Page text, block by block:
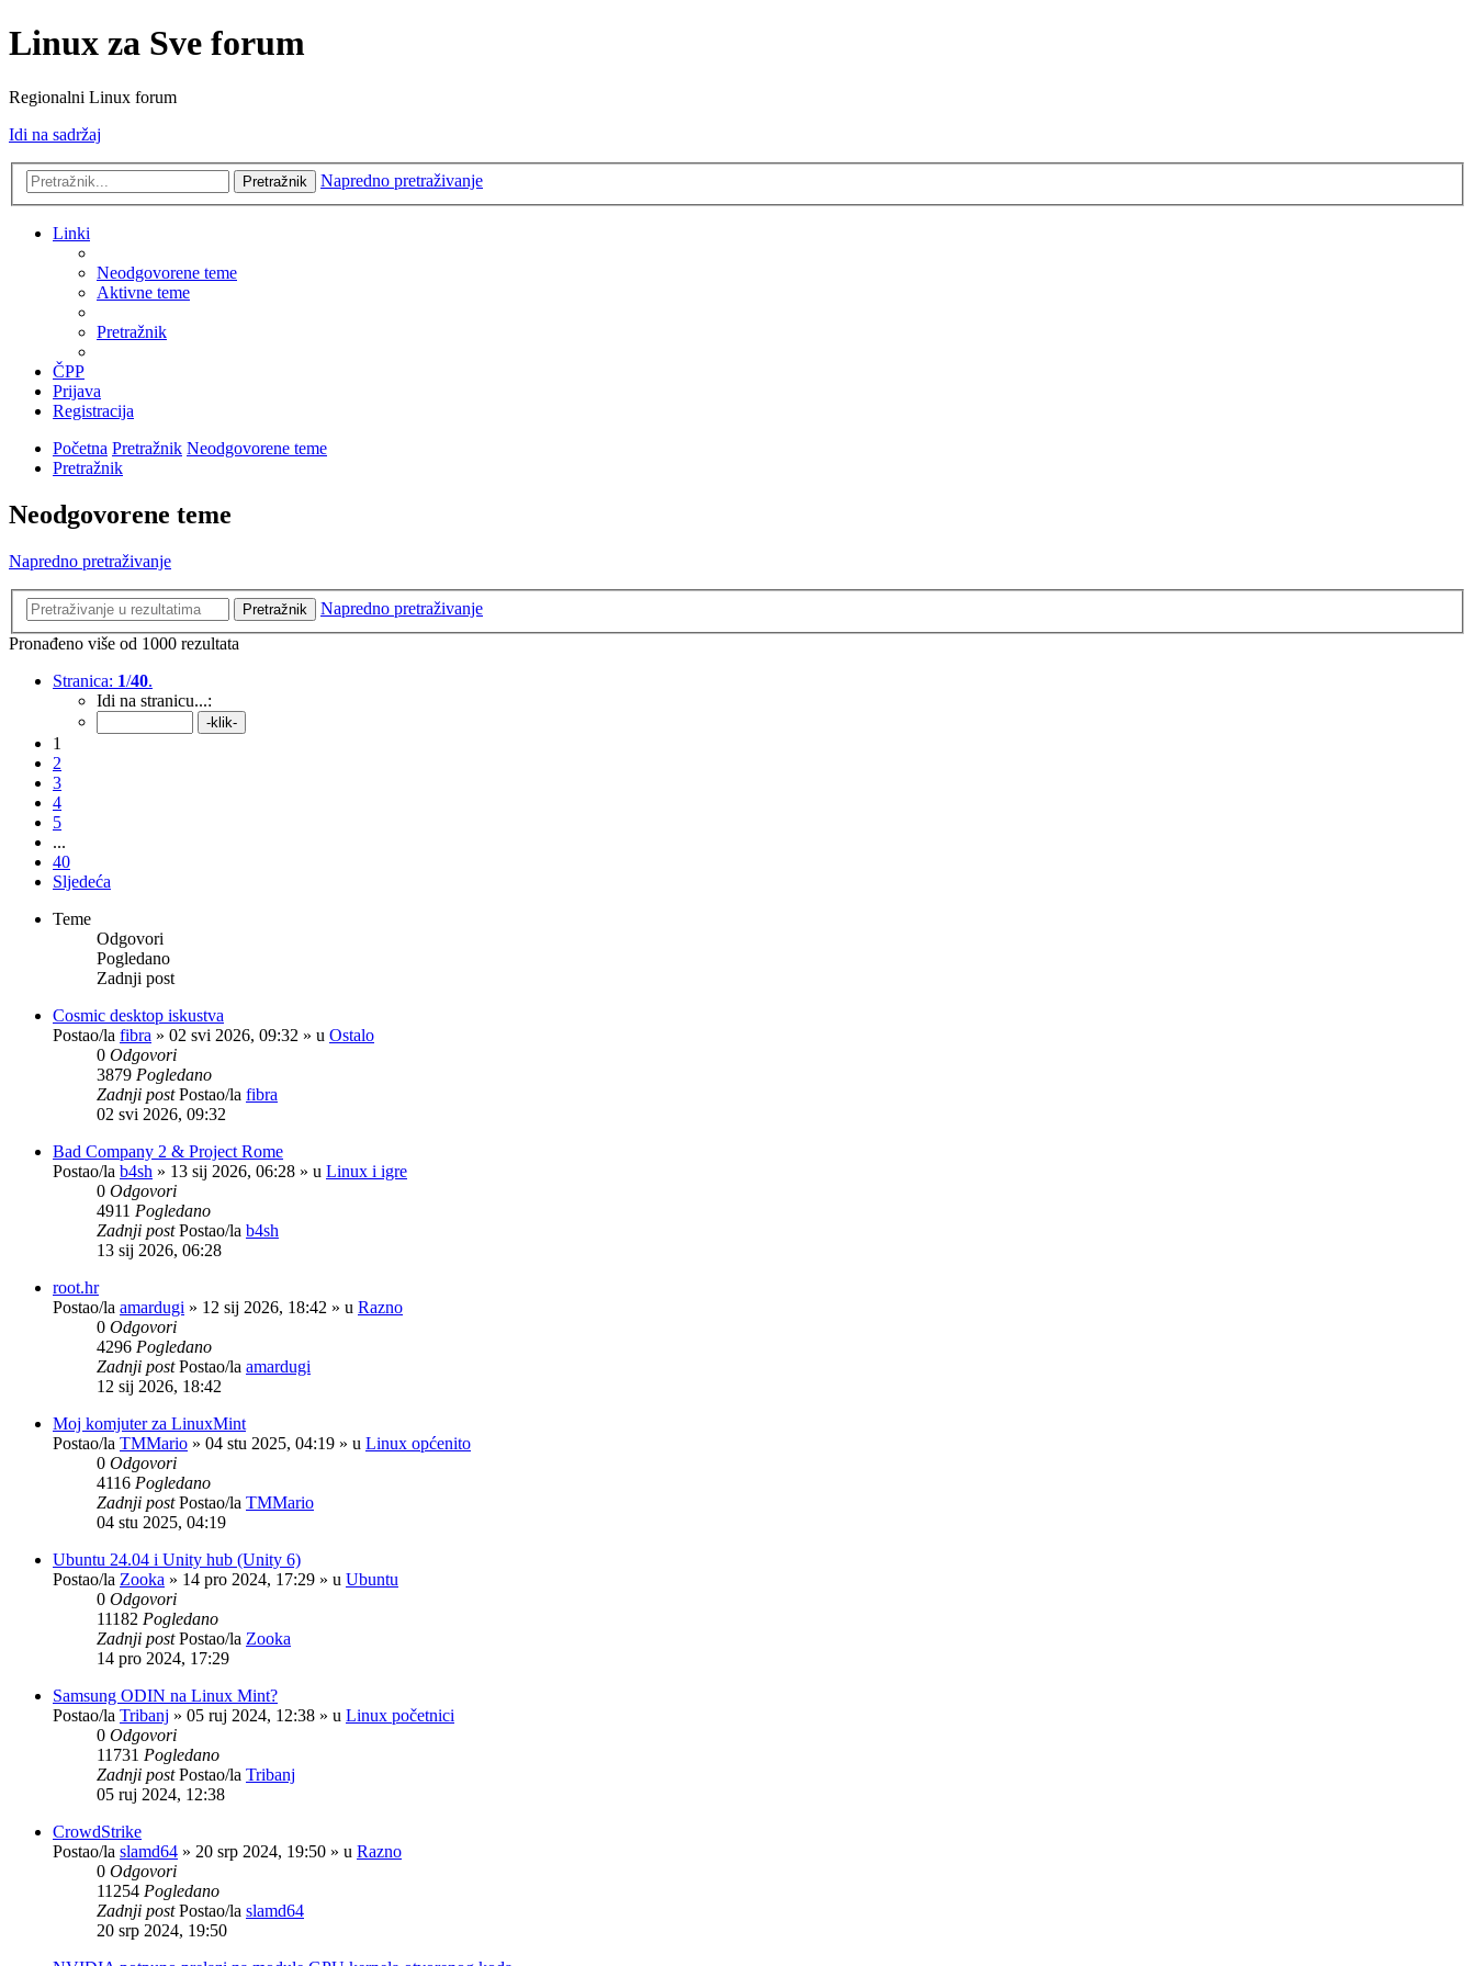
Linux za Sve forum
Regionalni Linux forum
Idi na sadržaj
Pretražnik Napredno pretraživanje
Linki
Neodgovorene teme
Aktivne teme
Pretražnik
ČPP
Prijava
Registracija
Početna Pretražnik Neodgovorene teme
Pretražnik
Neodgovorene teme
Napredno pretraživanje
Pretražnik
Napredno pretraživanje
Pronađeno više od 1000 rezultata
Stranica: 1/40.
Idi na stranicu...:
1
2
3
4
5
...
40
Sljedeća
Teme
Odgovori
Pogledano
Zadnji post
Cosmic desktop iskustva
Postao/la fibra » 02 svi 2026, 09:32 » u Ostalo
0 Odgovori
3879 Pogledano
Zadnji postPostao/la fibra
02 svi 2026, 09:32
Bad Company 2 & Project Rome
Postao/la b4sh » 13 sij 2026, 06:28 » u Linux i igre
0 Odgovori
4911 Pogledano
Zadnji postPostao/la b4sh
13 sij 2026, 06:28
root.hr
Postao/la amardugi » 12 sij 2026, 18:42 » u Razno
0 Odgovori
4296 Pogledano
Zadnji postPostao/la amardugi
12 sij 2026, 18:42
Moj komjuter za LinuxMint
Postao/la TMMario » 04 stu 2025, 04:19 » u Linux općenito
0 Odgovori
4116 Pogledano
Zadnji postPostao/la TMMario
04 stu 2025, 04:19
Ubuntu 24.04 i Unity hub (Unity 6)
Postao/la Zooka » 14 pro 2024, 17:29 » u Ubuntu
0 Odgovori
11182 Pogledano
Zadnji postPostao/la Zooka
14 pro 2024, 17:29
Samsung ODIN na Linux Mint?
Postao/la Tribanj » 05 ruj 2024, 12:38 » u Linux početnici
0 Odgovori
11731 Pogledano
Zadnji postPostao/la Tribanj
05 ruj 2024, 12:38
CrowdStrike
Postao/la slamd64 » 20 srp 2024, 19:50 » u Razno
0 Odgovori
11254 Pogledano
Zadnji postPostao/la slamd64
20 srp 2024, 19:50